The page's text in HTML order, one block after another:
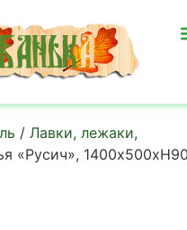
/ Лавки, лежаки,
«Русич»,